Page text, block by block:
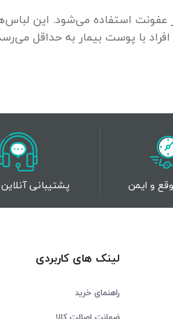
عفونت استفاده می‌شود. این
با پوست بیمار به حداقل
و ایمن پشتیبانی
لینک های کاربردی
راهنمای خرید